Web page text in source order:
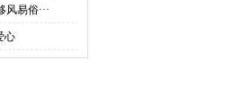
易俗···
心